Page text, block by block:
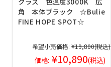
角 本体ブラック ☆Bulie
FINE HOPE SPOT☆
希望小売価格: ¥19,800(税込)
価格: ¥10,890(税込)